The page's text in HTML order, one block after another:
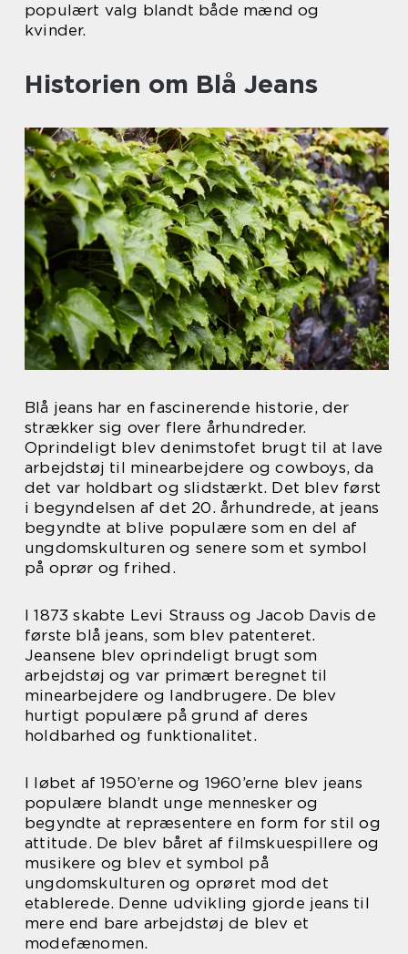
populært valg blandt både mænd og
kvinder.
Historien om Blå Jeans
Blå jeans har en fascinerende historie, der
strækker sig over flere århundreder.
Oprindeligt blev denimstofet brugt til at lave
arbejdstøj til minearbejdere og cowboys, da
det var holdbart og slidstærkt. Det blev først
i begyndelsen af det 20. århundrede, at jeans
begyndte at blive populære som en del af
ungdomskulturen og senere som et symbol
på oprør og frihed.
I 1873 skabte Levi Strauss og Jacob Davis de
første blå jeans, som blev patenteret.
Jeansene blev oprindeligt brugt som
arbejdstøj og var primært beregnet til
minearbejdere og landbrugere. De blev
hurtigt populære på grund af deres
holdbarhed og funktionalitet.
I løbet af 1950’erne og 1960’erne blev jeans
populære blandt unge mennesker og
begyndte at repræsentere en form for stil og
attitude. De blev båret af filmskuespillere og
musikere og blev et symbol på
ungdomskulturen og oprøret mod det
etablerede. Denne udvikling gjorde jeans til
mere end bare arbejdstøj de blev et
modefænomen.